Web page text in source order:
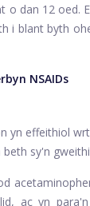
o dan 12 oed.
i blant byth
NSAIDs
yn effeithiol
sy'n
ac yn